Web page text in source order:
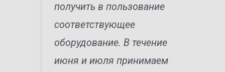
получить в пользование
соответствующее
оборудование. В течение
июня и июля принимаем